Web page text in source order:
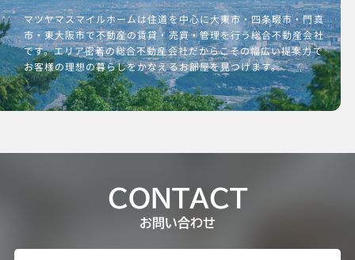
マツヤマスマイルホームは住道を中心に大東市・四条畷市・門真
市・東大阪市で不動産の賃貸・売買・管理を行う総合不動産会社
です。エリア密着の総合不動産会社だからこその幅広い提案力で
お客様の理想の暮らしをかなえるお部屋を見つけます。
CONTACT
お問い合わせ